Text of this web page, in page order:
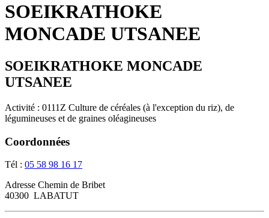
SOEIKRATHOKE
MONCADE UTSANEE
SOEIKRATHOKE MONCADE
UTSANEE
Activité : 0111Z Culture de céréales (à l'exception du riz), de
légumineuses et de graines oléagineuses
Coordonnées
Tél : 05 58 98 16 17
Adresse Chemin de Bribet
40300 LABATUT